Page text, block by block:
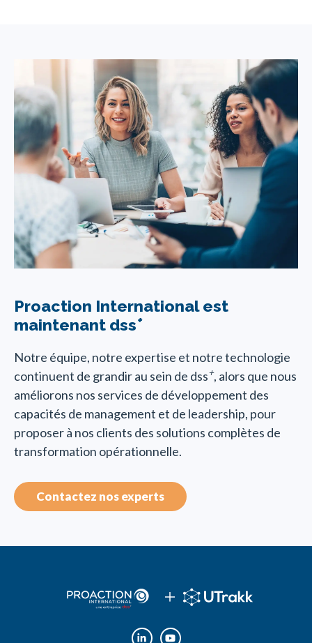
Proaction International est
maintenant dss+
Notre équipe, notre expertise et notre technologie
continuent de grandir au sein de dss+, alors que nous
améliorons nos services de développement des
capacités de management et de leadership, pour
proposer à nos clients des solutions complètes de
transformation opérationnelle.
Contactez nos experts